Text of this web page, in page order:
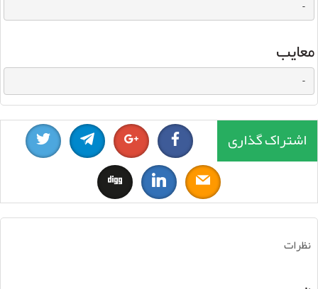
-
معایب
-
اشتراک گذاری
نظرات